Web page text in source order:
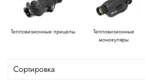
Тепловизионные прицелы
Тепловизионные
монокуляры